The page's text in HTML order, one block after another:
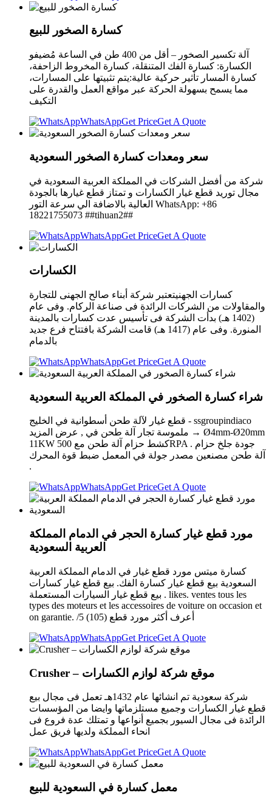
كسارة الصخور للبيع
آلة تكسير الصخور – أقل من 400 طن في الساعة مُضيفو
الكسارة: كسارة الفك المتنقلة، كسارة المخروط الزاحفة،
كسارة المسار تأثير حركية عالية:يتم تثبيتها على المسارات،
مما يسمح بسهولة الحركة عبر مواقع العمل والقدرة على
التكيف
WhatsAppGet PriceGet A Quote
سعر ومعدات كسارة الصخور السعودية
شركة من أفضل الشركات في المملكة العربية السعودية في
مجال توريد قطع غيار الكسارات و تمتاز قطع غيارها بالجودة
العالية بالاضافة الي سرعة التور WhatsApp: +86
18221755073 ##tihuan2##
WhatsAppGet PriceGet A Quote
الكسارات
كسارات الجهنيتعتبر شركة أبناء صالح الجهنى للتجارة
والمقاولات من الشركات الرائدة فى صناعة الركام. وفى عام
(1402 هـ) بدأت الشركة فى تأسيس عدت كسارات بالمدينة
المنورة. وفى عام (1417 هـ) قامت الشركة بافتتاح فرع جديد
بالدمام
WhatsAppGet PriceGet A Quote
شراء كسارة الصخور في المملكة العربية السعودية
قطع غيار لآلة طحن أسطوانية في الخليج - ssgroupindiaco
ملموسة تجار آلة طحن في , عرض المزيد → Ø4mm-Ø20mm
11KW كشط حزام آلة طحن مع 500RPA . جودة جلخ حزام
آلة طحن مصنعين مصدر جولة في المعمل ضبط قوة المحرك
.
WhatsAppGet PriceGet A Quote
مورد قطع غيار كسارة الحجر في الدمام المملكة
العربية السعودية
كسارة ميتس مورد قطع غيار في الدمام المملكة العربية
السعودية بيع قطع غيار كسارة الفك. بيع قطع غيار كسارات
بيع قطع غيار السيارات المستعملة . likes. ventes tous les
types des moteurs et les accessoires de voiture on occasion et
on garantie. /5 (105) أعرف أكثر مورد قطع
WhatsAppGet PriceGet A Quote
Crusher – موقع شركة لوازم الكسارات
شركة سعودية تم انشائها عام 1432هـ تعمل فى مجال بيع
قطع غيار الكسارات وجميع مستلزماتها وايضا من المؤسسات
الرائدة فى مجال السيور بجميع أنواعها و تمتلك عدة فروع فى
انحاء المملكة ولديها فريق عمل
WhatsAppGet PriceGet A Quote
معمل كسارة في السعودية للبيع